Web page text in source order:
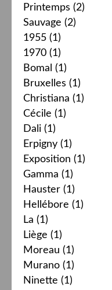
Printemps (2)
Sauvage (2)
1955 (1)
1970 (1)
Bomal (1)
Bruxelles (1)
Christiana (1)
Cécile (1)
Dali (1)
Erpigny (1)
Exposition (1)
Gamma (1)
Hauster (1)
Hellébore (1)
La (1)
Liège (1)
Moreau (1)
Murano (1)
Ninette (1)